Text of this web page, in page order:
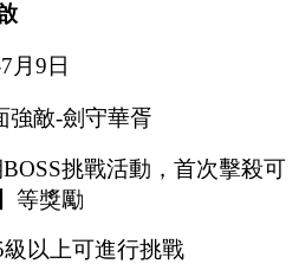
月 9 日
強敵-劍守華胥
BOSS挑戰活動，首次擊殺可
等獎勵
級以上可進行挑戰